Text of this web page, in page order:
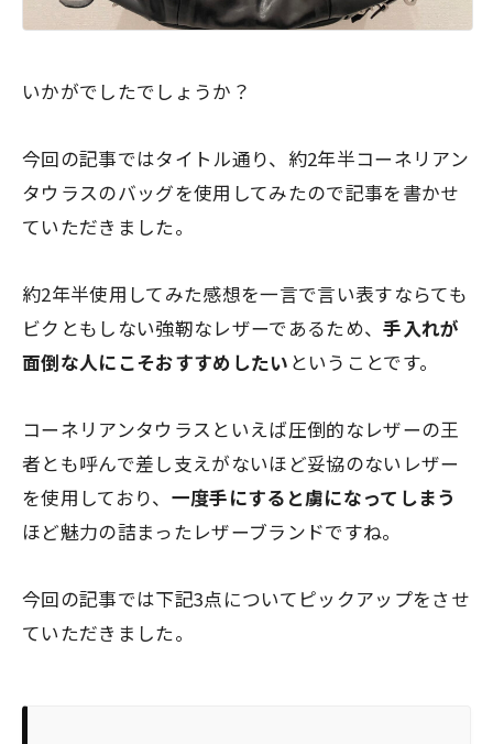
いかがでしたでしょうか？
今回の記事ではタイトル通り、 約2年半コーネリアン
タウラスのバッグを使用してみたので記事を書かせ
ていただきました。
約2年半使用してみた感想を一言で言い表すならても
ビクともしない強靭なレザーであるため、手入れが
面倒な人にこそおすすめしたい ということです。
コーネリアンタウラスといえば圧倒的なレザーの王
者とも呼んで差し支えがないほど妥協のないレザー
を使用しており、 一度手にすると虜になってしまう
ほど魅力の詰まったレザーブランドですね。
今回の記事では下記3点についてピックアップをさせ
ていただきました。